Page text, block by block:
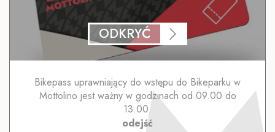
ODKRYĆ
Bikepass uprawniający do wstępu do Bikeparku w
Mottolino jest ważny w godzinach od 09.00 do
13.00.
odejść